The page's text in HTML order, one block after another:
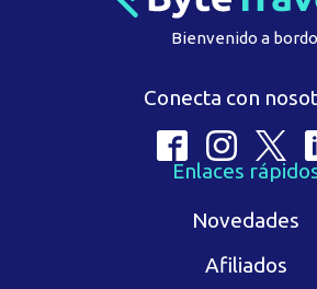
Bienvenido a
Conecta con
Enlaces
Novedades
Afiliados